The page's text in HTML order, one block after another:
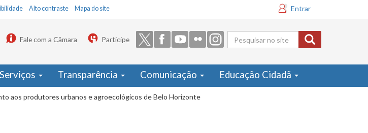
Alto contraste Mapa do site Entrar
Formulário
de busca
Fale com a Câmara Participe
Serviços Transparência Comunicação Educação Cidadã
aos produtores urbanos e agroecológicos de Belo Horizonte